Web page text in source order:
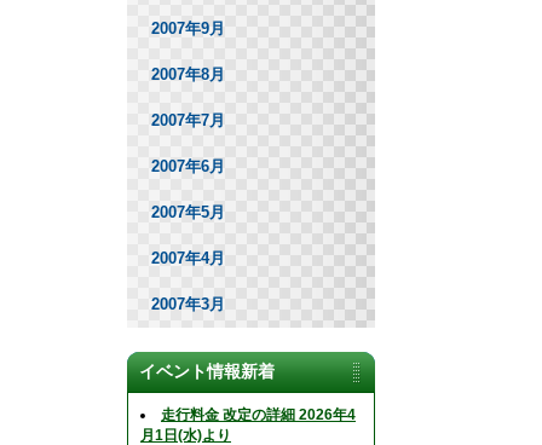
2007年9月
2007年8月
2007年7月
2007年6月
2007年5月
2007年4月
2007年3月
イベント情報新着
走行料金 改定の詳細 2026年4
月1日(水)より